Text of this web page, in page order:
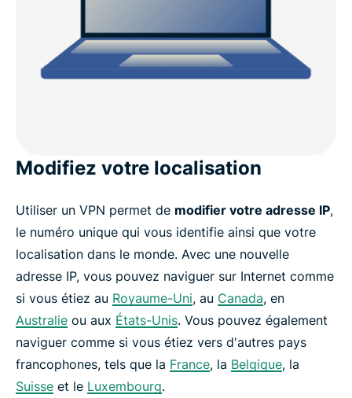
Modifiez votre localisation
Utiliser un VPN permet de modifier votre adresse IP,
le numéro unique qui vous identifie ainsi que votre
localisation dans le monde. Avec une nouvelle
adresse IP, vous pouvez naviguer sur Internet comme
si vous étiez au Royaume-Uni, au Canada, en
Australie ou aux États-Unis. Vous pouvez également
naviguer comme si vous étiez vers d'autres pays
francophones, tels que la France, la Belgique, la
Suisse et le Luxembourg.